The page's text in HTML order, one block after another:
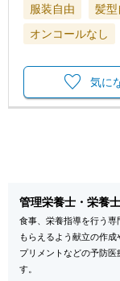
服装自由 髪型
オンコールなし
気に
管理栄養士・栄養士
食事、栄養指導を行う
もらえるよう献立の作
プリメントなどの予防
す。